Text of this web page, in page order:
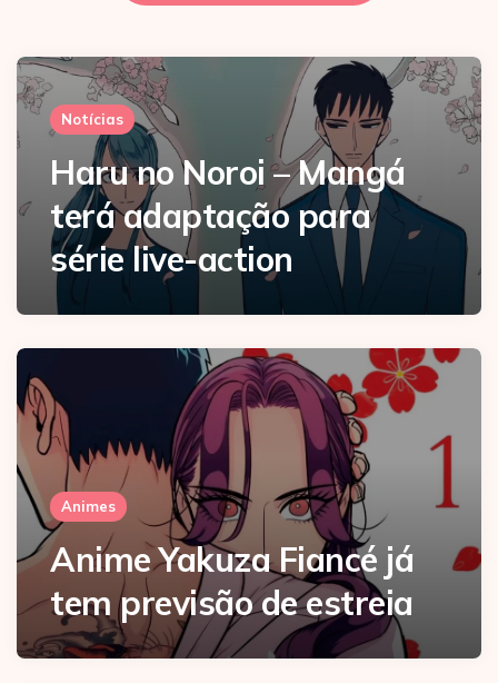
Notícias
Haru no Noroi – Mangá
terá adaptação para
série live-action
Animes
Anime Yakuza Fiancé já
tem previsão de estreia